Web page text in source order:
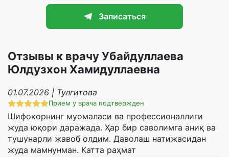
Записаться
Отзывы к врачу Убайдуллаева
Юлдузхон Хамидуллаевна
01.07.2026 | Тулгитова
Прием у врача подтвержден
Шифокорнинг муомаласи ва профессионаллиги
жуда юқори даражада. Ҳар бир саволимга аниқ ва
тушунарли жавоб олдим. Даволаш натижасидан
жуда мамнунман. Катта раҳмат